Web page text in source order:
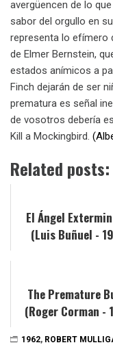
avergüencen de lo
sabor del orgullo en
representa lo efímero
de Elmer Bernstein,
estados anímicos a
Finch dejarán de ser
prematura es señal
de vosotros debería
Kill a Mockingbird.
Related posts:
El Ángel
(Luis Buñuel -
The Premature
(Roger Corman -
1962, ROBERT